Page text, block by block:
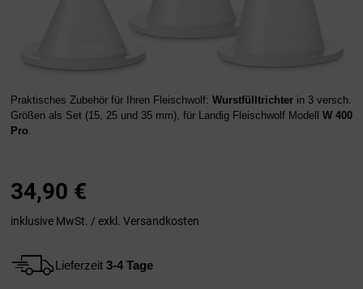
Praktisches Zubehör für Ihren Fleischwolf: Wurstfülltrichter in 3 versch.
Größen als Set (15, 25 und 35 mm), für Landig Fleischwolf Modell W 400
Pro
34,90 €
inklusive MwSt. / exkl. Versandkosten
Lieferzeit 3-4 Tage